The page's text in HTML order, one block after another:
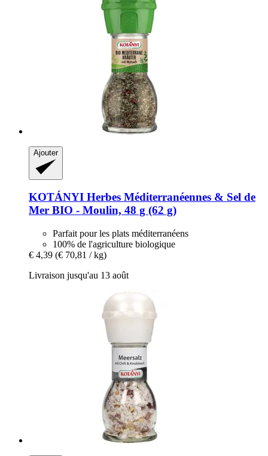
Ajouter
KOTÁNYI Herbes Méditerranéennes & Sel de
Mer BIO -​ Moulin, 48 g (62 g)
Parfait pour les plats méditerranéens
100% de l'agriculture biologique
€ 4,39 (€ 70,81 / kg)
Livraison jusqu'au 13 août